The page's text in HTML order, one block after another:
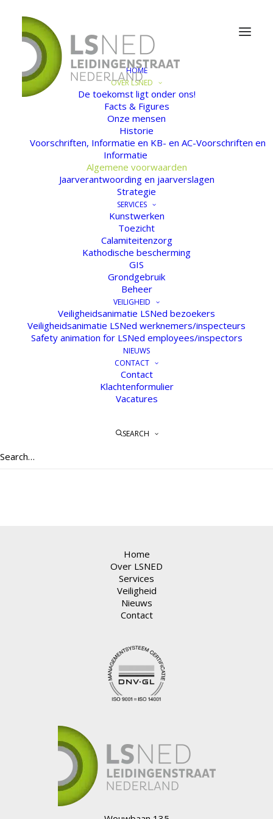
HOME
OVER LSNED
De toekomst ligt onder ons!
Facts & Figures
Onze mensen
Historie
Voorschriften, Informatie en KB- en AC-Voorschriften en
Informatie
Algemene voorwaarden
Jaarverantwoording en jaarverslagen
Strategie
SERVICES
Kunstwerken
Toezicht
Calamiteitenzorg
Kathodische bescherming
GIS
Grondgebruik
Beheer
VEILIGHEID
Veiligheidsanimatie LSNed bezoekers
Veiligheidsanimatie LSNed werknemers/inspecteurs
Safety animation for LSNed employees/inspectors
NIEUWS
CONTACT
Contact
Klachtenformulier
Vacatures
SEARCH
Algemene voorwaarden
Algemene voorwaarden (.pdf)
Home
Over LSNED
Services
Veiligheid
Nieuws
Contact